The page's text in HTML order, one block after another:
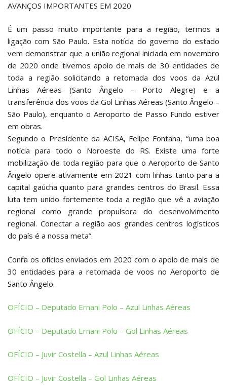
AVANÇOS IMPORTANTES EM 2020
É um passo muito importante para a região, termos a
ligação com São Paulo. Esta notícia do governo do estado
vem demonstrar que a união regional iniciada em novembro
de 2020 onde tivemos apoio de mais de 30 entidades de
toda a região solicitando a retomada dos voos da Azul
Linhas Aéreas (Santo Ângelo – Porto Alegre) e a
transferência dos voos da Gol Linhas Aéreas (Santo Ângelo –
São Paulo), enquanto o Aeroporto de Passo Fundo estiver
em obras.
Segundo o Presidente da ACISA, Felipe Fontana, “uma boa
notícia para todo o Noroeste do RS. Existe uma forte
mobilização de toda região para que o Aeroporto de Santo
Ângelo opere ativamente em 2021 com linhas tanto para a
capital gaúcha quanto para grandes centros do Brasil. Essa
luta tem unido fortemente toda a região que vê a aviação
regional como grande propulsora do desenvolvimento
regional. Conectar a região aos grandes centros logísticos
do país é a nossa meta”.
Confira os ofícios enviados em 2020 com o apoio de mais de
30 entidades para a retomada de voos no Aeroporto de
Santo Ângelo.
OFÍCIO – Deputado Ernani Polo – Azul Linhas Aéreas
OFÍCIO – Deputado Ernani Polo – Gol Linhas Aéreas
OFÍCIO – Juvir Costella – Azul Linhas Aéreas
OFÍCIO – Juvir Costella – Gol Linhas Aéreas